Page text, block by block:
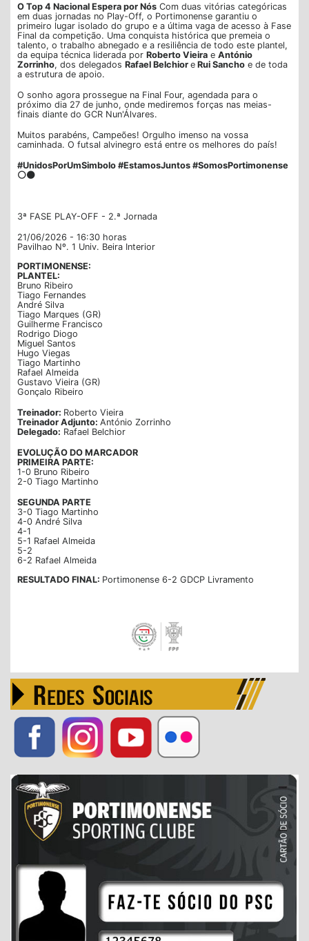
O Top 4 Nacional Espera por Nós Com duas vitórias categóricas
em duas jornadas no Play-Off, o Portimonense garantiu o
primeiro lugar isolado do grupo e a última vaga de acesso à Fase
Final da competição. Uma conquista histórica que premeia o
talento, o trabalho abnegado e a resiliência de todo este plantel,
da equipa técnica liderada por Roberto Vieira e António
Zorrinho, dos delegados Rafael Belchior e Rui Sancho e de toda
a estrutura de apoio.
O sonho agora prossegue na Final Four, agendada para o
próximo dia 27 de junho, onde mediremos forças nas meias-
finais diante do GCR Nun'Álvares.
Muitos parabéns, Campeões! Orgulho imenso na vossa
caminhada. O futsal alvinegro está entre os melhores do país!
#UnidosPorUmSimbolo #EstamosJuntos #SomosPortimonense
⚪⚫
3ª FASE PLAY-OFF - 2.ª Jornada
21/06/2026 - 16:30 horas
Pavilhao Nº. 1 Univ. Beira Interior
PORTIMONENSE:
PLANTEL:
Bruno Ribeiro
Tiago Fernandes
André Silva
Tiago Marques (GR)
Guilherme Francisco
Rodrigo Diogo
Miguel Santos
Hugo Viegas
Tiago Martinho
Rafael Almeida
Gustavo Vieira (GR)
Gonçalo Ribeiro
Treinador: Roberto Vieira
Treinador Adjunto: António Zorrinho
Delegado: Rafael Belchior
EVOLUÇÃO DO MARCADOR
PRIMEIRA PARTE:
1-0 Bruno Ribeiro
2-0 Tiago Martinho
SEGUNDA PARTE
3-0 Tiago Martinho
4-0 André Silva
4-1
5-1 Rafael Almeida
5-2
6-2 Rafael Almeida
RESULTADO FINAL: Portimonense 6-2 GDCP Livramento